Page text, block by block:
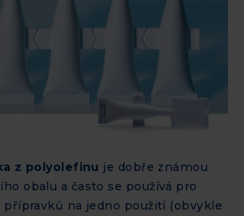
z polyolefinu je dobře známou
obalu a často se používá pro
na jedno použití (obvykle